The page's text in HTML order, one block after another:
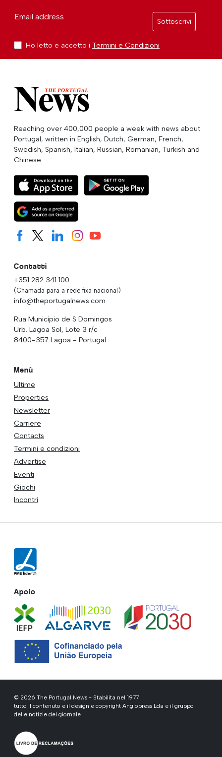
Email address
Sottoscrivi
Ho letto e accetto i Termini e Condizioni
Reaching over 400,000 people a week with news about
Portugal, written in English, Dutch, German, French,
Swedish, Spanish, Italian, Russian, Romanian, Turkish and
Chinese.
Contatti
+351 282 341 100
(Chamada para a rede fixa nacional)
info@theportugalnews.com
Rua Municipio de S Domingos
Urb. Lagoa Sol, Lote 3 r/c
8400-357 Lagoa - Portugal
Menù
Ultime
Properties
Newsletter
Carriere
Contacts
Termini e condizioni
Advertise
Eventi
Giochi
Incontri
Apoio
© 2026 The Portugal News - Stabilita nel 1977
tutto il contenuto e il design e copyright Anglopress Lda e il gruppo
delle notizie del giornale